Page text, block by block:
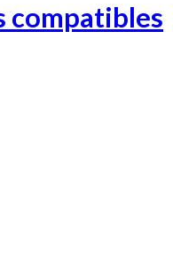
compatibles